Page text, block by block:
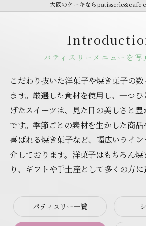
大阪のケーキならpatisserie&cafe
パティスリーメニューを写
こだわり抜いた洋菓子や焼き菓子の
ます。厳選した食材を使用し、一つ
げたスイーツは、見た目の美しさと
です。季節ごとの素材を生かした商品
喜ばれる焼き菓子など、幅広いライ
介しております。洋菓子はもちろん焼
り、ギフトや手土産として多くの方に
パティスリー一覧